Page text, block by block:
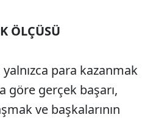
ÖLÇÜSÜ
para kazanmak
göre gerçek başarı,
ve başkalarının